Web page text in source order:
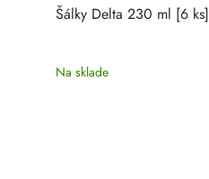
Šálky Delta 230 ml [6 ks]
Na sklade